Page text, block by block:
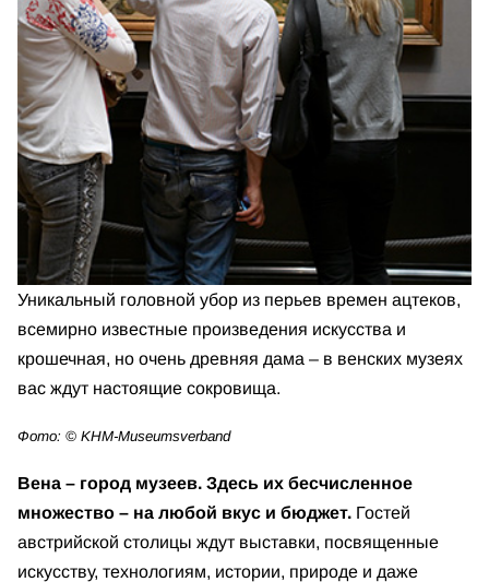
Уникальный головной убор из перьев времен ацтеков,
всемирно известные произведения искусства и
крошечная, но очень древняя дама – в венских музеях
вас ждут настоящие сокровища.
Фото: © KHM-Museumsverband
Вена – город музеев. Здесь их бесчисленное
множество – на любой вкус и бюджет. Гостей
австрийской столицы ждут выставки, посвященные
искусству, технологиям, истории, природе и даже